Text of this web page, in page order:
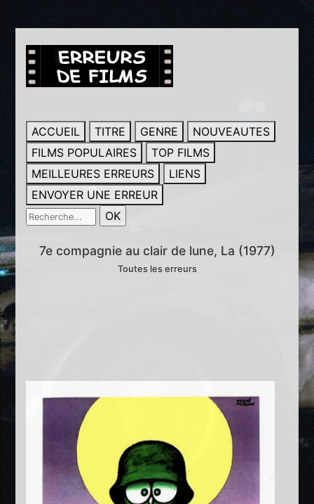
ACCUEIL TITRE GENRE
NOUVEAUTES
FILMS POPULAIRES
TOP FILMS
MEILLEURES ERREURS
LIENS
ENVOYER UNE ERREUR
7e compagnie au clair de lune, La (1977)
Toutes les erreurs